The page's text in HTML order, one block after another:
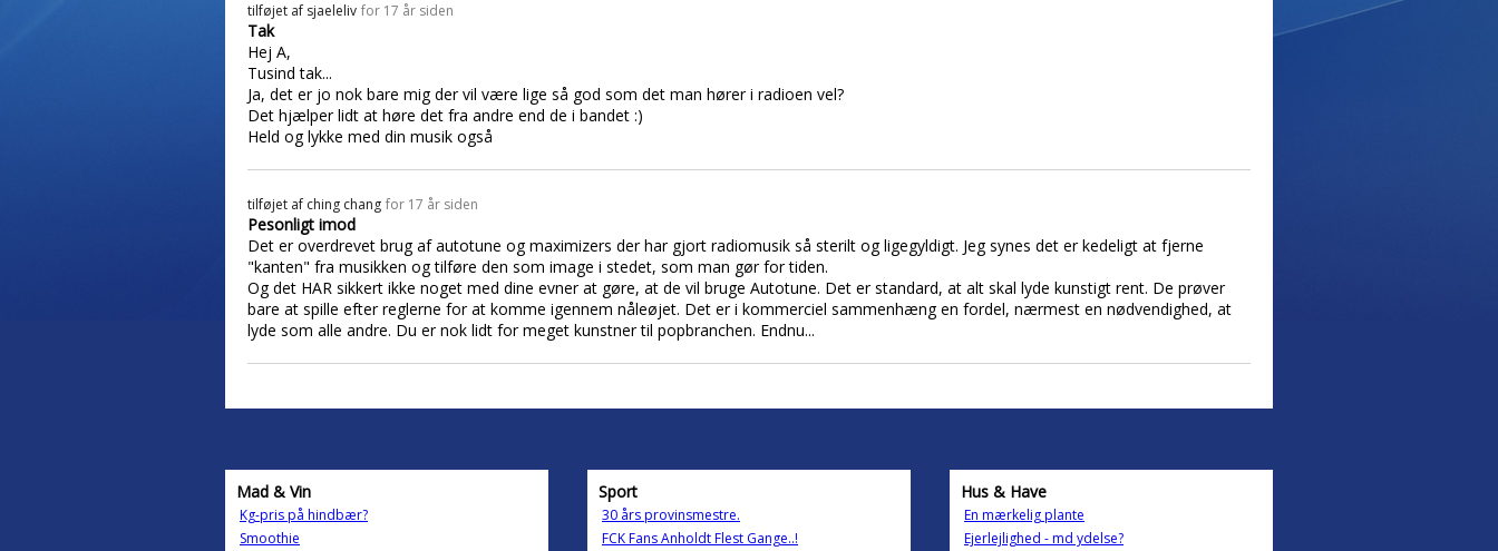
tilføjet af sjaeleliv for 17 år siden
Tak
Hej A,
Tusind tak...
Ja, det er jo nok bare mig der vil være lige så god som det man hører i radioen vel?
Det hjælper lidt at høre det fra andre end de i bandet :)
Held og lykke med din musik også
tilføjet af ching chang for 17 år siden
Pesonligt imod
Det er overdrevet brug af autotune og maximizers der har gjort radiomusik så sterilt og ligegyldigt. Jeg synes det er kedeligt at fjerne
"kanten" fra musikken og tilføre den som image i stedet, som man gør for tiden.
Og det HAR sikkert ikke noget med dine evner at gøre, at de vil bruge Autotune. Det er standard, at alt skal lyde kunstigt rent. De prøver
bare at spille efter reglerne for at komme igennem nåleøjet. Det er i kommerciel sammenhæng en fordel, nærmest en nødvendighed, at
lyde som alle andre. Du er nok lidt for meget kunstner til popbranchen. Endnu...
Mad & Vin
Kg-pris på hindbær?
Smoothie
Sport
30 års provinsmestre.
FCK Fans Anholdt Flest Gange..!
Hus & Have
En mærkelig plante
Ejerlejlighed - md ydelse?